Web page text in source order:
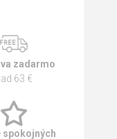
zadarmo
63 €
spokojných